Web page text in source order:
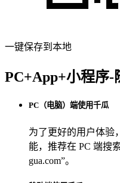
一键保存到本地
PC+App+小程序-
PC（电脑）端使用千瓜
为了更好的用户体验
能，推荐在 PC 端搜
gua.com”。